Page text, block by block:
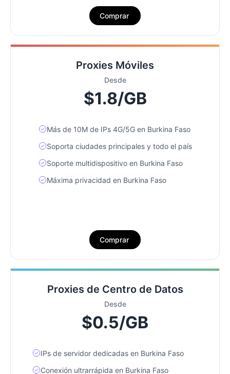
Comprar
Proxies Móviles
Desde
$1.8/GB
Más de 10M de IPs 4G/5G en Burkina Faso
Soporta ciudades principales y todo el país
Soporte multidispositivo en Burkina Faso
Máxima privacidad en Burkina Faso
Comprar
Proxies de Centro de Datos
Desde
$0.5/GB
IPs de servidor dedicadas en Burkina Faso
Conexión ultrarrápida en Burkina Faso